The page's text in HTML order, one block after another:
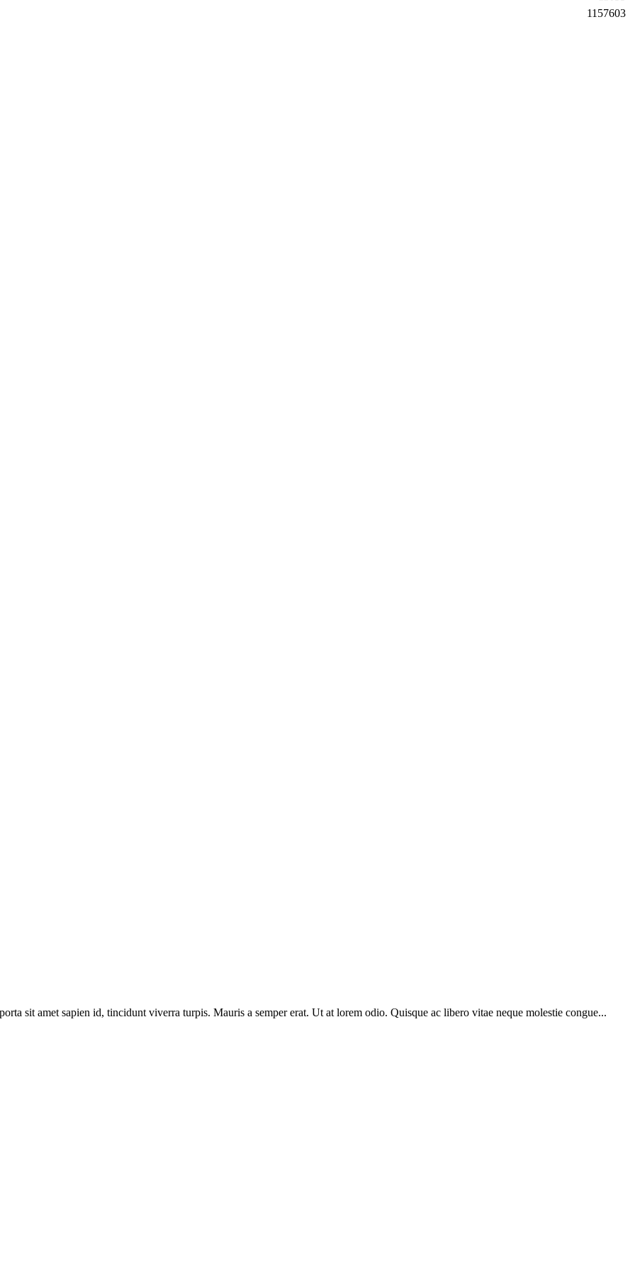
1157603
sit amet sapien id, tincidunt viverra turpis. Mauris a semper erat. Ut at lorem odio. Quisque ac libero vitae neque molestie congue...